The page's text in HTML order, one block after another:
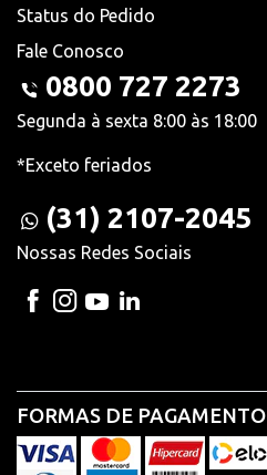
Status do Pedido
Fale Conosco
0800 727 2273
Segunda à sexta 8:00 às 18:00
*Exceto feriados
(31) 2107-2045
Nossas Redes Sociais
FORMAS DE PAGAMENTO